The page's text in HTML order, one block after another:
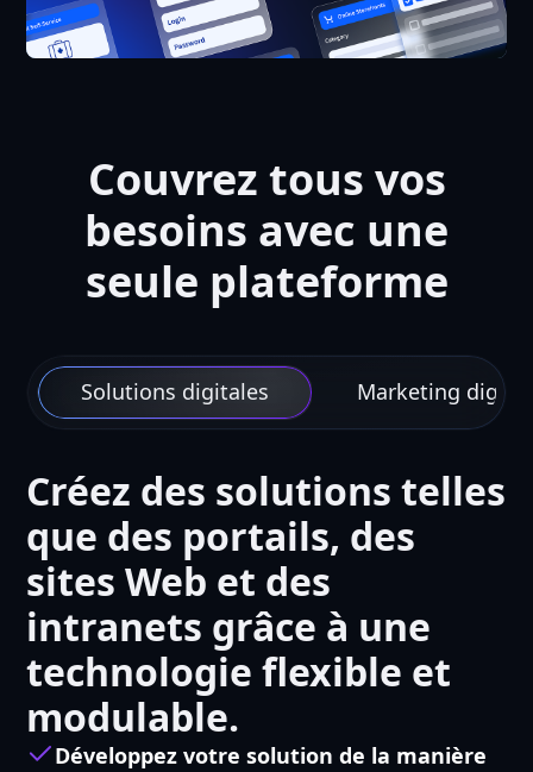
Couvrez tous vos
besoins avec une
seule plateforme
Solutions digitales Marketing digital
Créez des solutions telles
que des portails, des
sites Web et des
intranets grâce à une
technologie flexible et
modulable.
Développez votre solution de la manière